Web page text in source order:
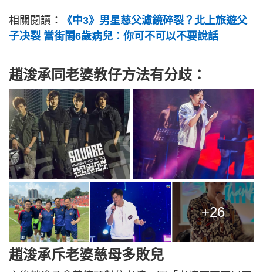
相關閱讀：
《中3》男星慈父濾鏡碎裂？北上旅遊父
子决裂 當街鬧6歲病兒：你可不可以不要說話
趙浚承同老婆教仔方法有分歧：
+26
趙浚承斥老婆慈母多敗兒